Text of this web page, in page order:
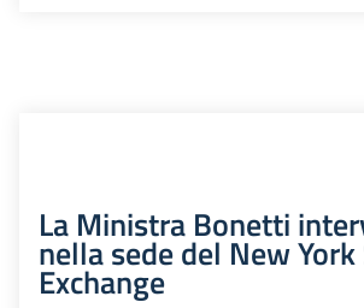
La Ministra Bonetti
nella sede del New
Exchange